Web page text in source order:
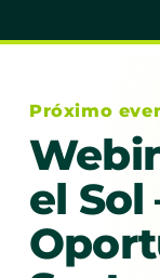
Próximo
el Sol